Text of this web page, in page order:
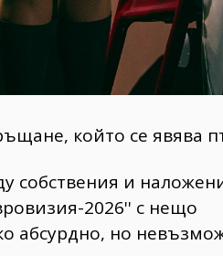
който се явява
собствения и
2026'' с нещо
абсурдно, но